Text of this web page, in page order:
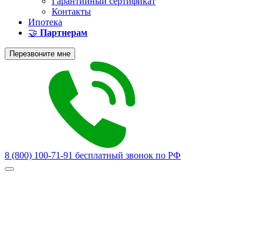
Контакты
Ипотека
🤝 Партнерам
Перезвоните мне
8 (800) 100-71-91 бесплатный звонок по РФ